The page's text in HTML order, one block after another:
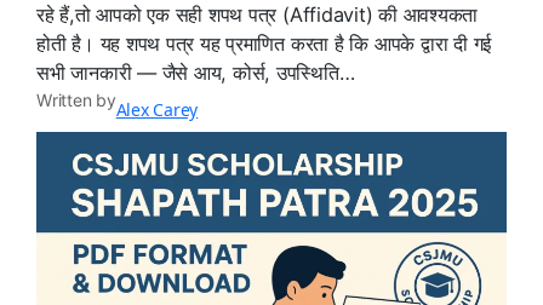
रहे हैं,तो आपको एक सही शपथ पत्र (Affidavit) की आवश्यकता
होती है। यह शपथ पत्र यह प्रमाणित करता है कि आपके द्वारा दी गई
सभी जानकारी — जैसे आय, कोर्स, उपस्थिति…
Written byAlex Carey